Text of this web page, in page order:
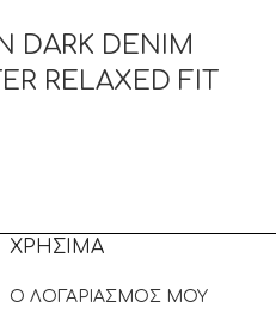
DARK DENIM
RELAXED FIT
ΧΡΗΣΙΜΑ
Ο ΛΟΓΑΡΙΑΣΜΟΣ ΜΟΥ